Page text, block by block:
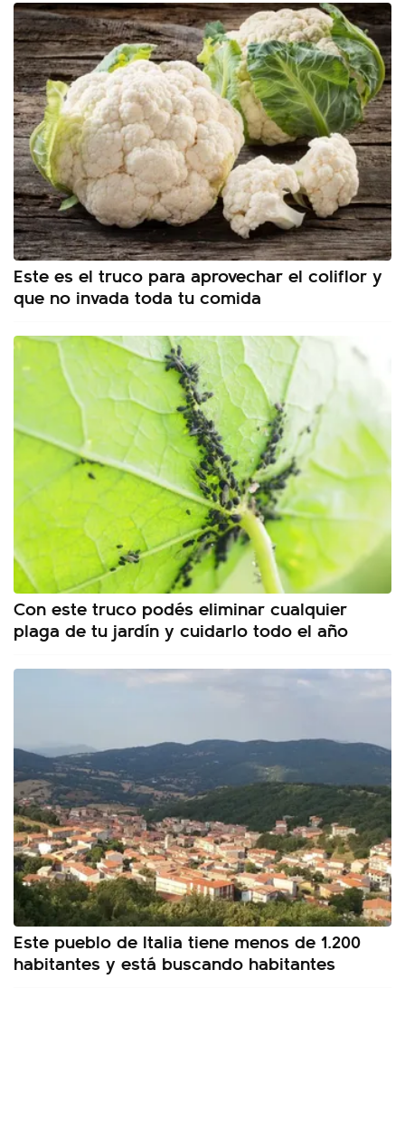
Este es el truco para aprovechar el coliflor y
que no invada toda tu comida
Con este truco podés eliminar cualquier
plaga de tu jardín y cuidarlo todo el año
Este pueblo de Italia tiene menos de 1.200
habitantes y está buscando habitantes